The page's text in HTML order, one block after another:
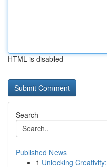
HTML is disabled
Search
Published News
1 Unlocking